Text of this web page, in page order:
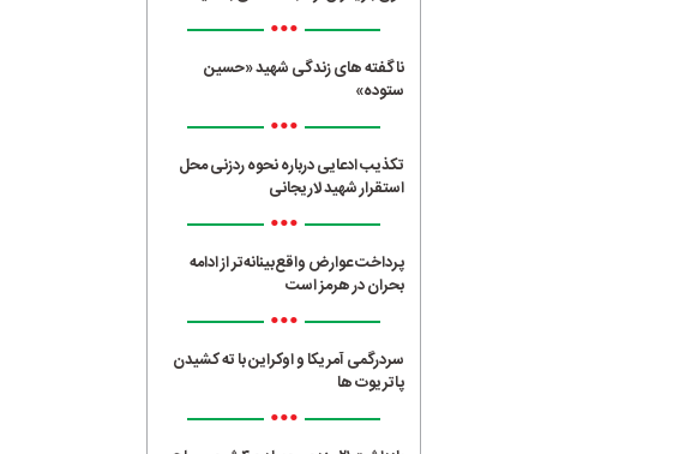
•••
ناگفته های زندگی شهید «حسین
ستوده»
•••
تکذیب ادعایی درباره نحوه ردزنی محل
استقرار شهید لاریجانی
•••
پرداخت عوارض واقع‌بینانه‌تر از ادامه
بحران در هرمز است
•••
سردرگمی آمریکا و اوکراین با ته کشیدن
پاتریوت ها
•••